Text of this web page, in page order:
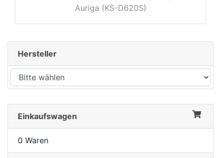
Auriga (KS-D620S)
Hersteller
Einkaufswagen
0 Waren